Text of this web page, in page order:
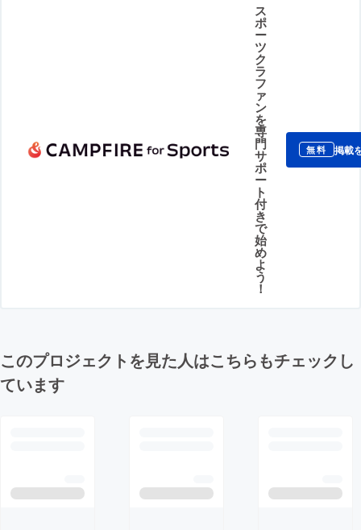
ス
ポ
ー
ツ
ク
ラ
フ
ァ
ン
を
専
門
サ
ポ
ー
ト
付
き
で
始
め
よ
う
！
無料 掲載
このプロジェクトを見た人はこちらもチェックし
ています